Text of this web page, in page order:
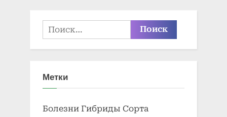
Найти:
Метки
Болезни Гибриды Сорта